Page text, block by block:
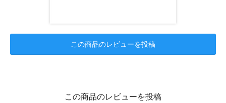
この商品のレビューを投稿
この商品のレビューを投稿